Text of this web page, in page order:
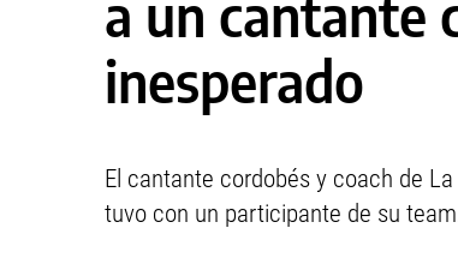
a un cantante
inesperado
El cantante cordobés y coach de
tuvo con un participante de su